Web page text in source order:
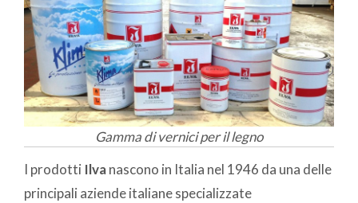
Gamma di vernici per il legno
I prodotti Ilvanascono in Italia nel 1946 da una delle
principali aziende italiane specializzate